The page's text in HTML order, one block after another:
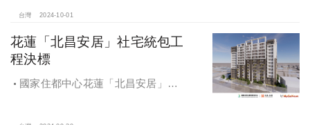
台灣 2024-10-01
花蓮「北昌安居」社宅統包工
程決標
國家住都中心花蓮「北昌安居」社